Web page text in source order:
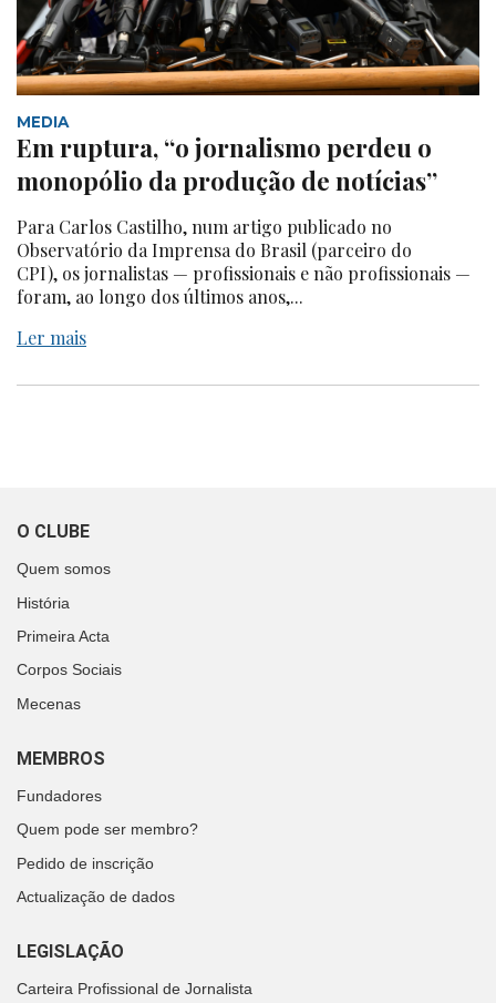
MEDIA
Em ruptura, “o jornalismo perdeu o
monopólio da produção de notícias”
Para Carlos Castilho, num artigo publicado no
Observatório da Imprensa do Brasil (parceiro do
CPI), os jornalistas — profissionais e não profissionais —
foram, ao longo dos últimos anos,...
Ler mais
O CLUBE
Quem somos
História
Primeira Acta
Corpos Sociais
Mecenas
MEMBROS
Fundadores
Quem pode ser membro?
Pedido de inscrição
Actualização de dados
LEGISLAÇÃO
Carteira Profissional de Jornalista